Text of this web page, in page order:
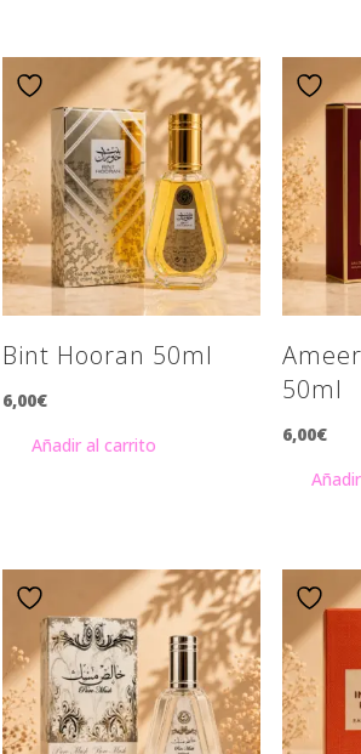
Bint Hooran 50ml
6,00€
Añadir al carrito
50ml
6,00€